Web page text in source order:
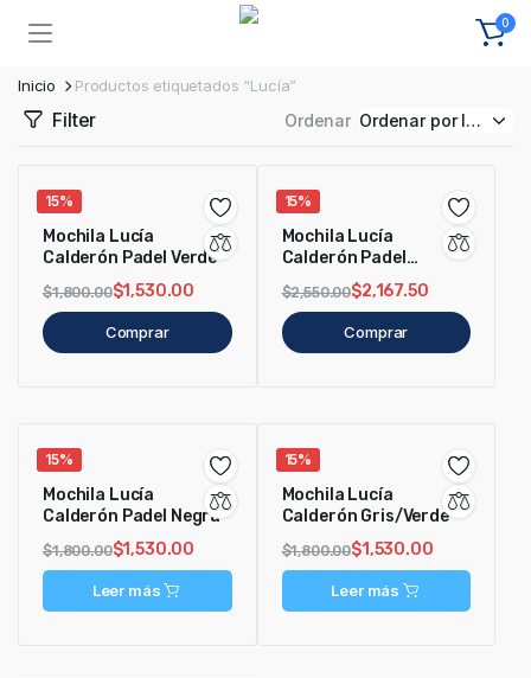
0
Inicio Productos etiquetados “Lucía”
Filter Ordenar
15%
Mochila Lucía
Calderón Padel Verde
$1,800.00$1,530.00
Comprar
15%
Mochila Lucía
Calderón Padel
Negra/Blanco
$2,550.00$2,167.50
Comprar
15%
Mochila Lucía
Calderón Padel Negra
$1,800.00$1,530.00
Leer más
15%
Mochila Lucía
Calderón Gris/Verde
$1,800.00$1,530.00
Leer más